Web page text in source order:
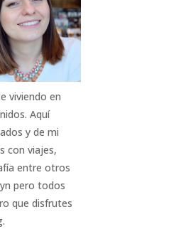
viviendo en
Aquí
y de mi
con viajes,
entre otros
pero todos
que disfrutes